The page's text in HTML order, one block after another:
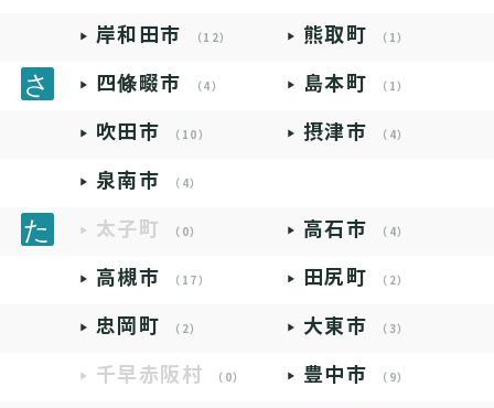
岸和田市 （12） 熊取町 （1）
四條畷市 （4） 島本町 （1）
吹田市 （10） 摂津市 （4）
泉南市 （4）
太子町 （0） 高石市 （4）
高槻市 （17） 田尻町 （2）
忠岡町 （2） 大東市 （3）
千早赤阪村 （0） 豊中市 （9）